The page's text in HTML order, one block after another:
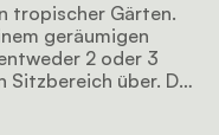
tropischer Gärten.
geräumigen
2 oder 3
Sitzbereich über. Die
mit einer